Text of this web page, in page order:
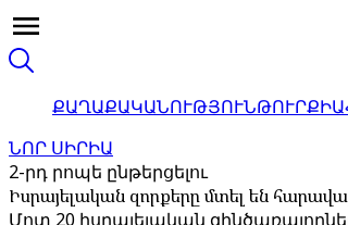
ՔԱՂԱՔԱԿԱՆՈՒԹՅՈՒՆԹՈՒՐՔԻԱ
ՆՈՐ ՍԻՐԻԱ
2-րդ րոպե ընթերցելու
Իսրայելական զորքերը մտել են
Մոտ 20 իսրայելական